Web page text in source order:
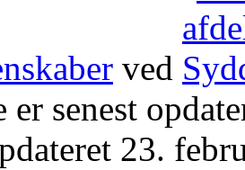
ved
er senest
23.